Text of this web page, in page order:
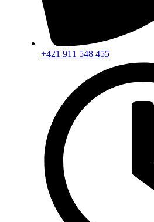
+421 911 548 455